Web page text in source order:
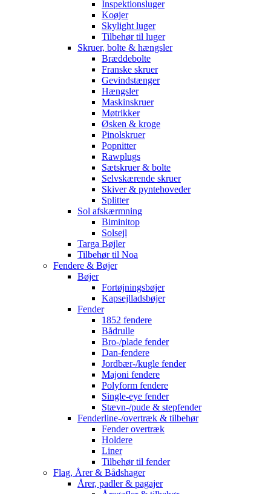
Inspektionsluger
Koøjer
Skylight luger
Tilbehør til luger
Skruer, bolte & hængsler
Bræddebolte
Franske skruer
Gevindstænger
Hængsler
Maskinskruer
Møtrikker
Øsken & kroge
Pinolskruer
Popnitter
Rawplugs
Sætskruer & bolte
Selvskærende skruer
Skiver & pyntehoveder
Splitter
Sol afskærmning
Biminitop
Solsejl
Targa Bøjler
Tilbehør til Noa
Fendere & Bøjer
Bøjer
Fortøjningsbøjer
Kapsejlladsbøjer
Fender
1852 fendere
Bådrulle
Bro-/plade fender
Dan-fendere
Jordbær-/kugle fender
Majoni fendere
Polyform fendere
Single-eye fender
Stævn-/pude & stepfender
Fenderline-/overtræk & tilbehør
Fender overtræk
Holdere
Liner
Tilbehør til fender
Flag, Årer & Bådshager
Årer, padler & pagajer